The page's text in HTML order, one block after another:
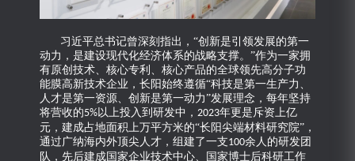
习近平总书记曾深刻指出， “创新是引领发展的第一
动力，是建设现代化经济体系的战略支撑。”作为一家拥
有原创技术、核心专利、核心产品的全球领先高分子功
能膜高新技术企业，长阳始终遵循“科技是第一生产力、
人才是第一资源、创新是第一动力”发展理念，每年坚持
将营收的5%以上投入到研发中， 2023年更是斥资上亿
元，建成占地面积上万平方米的“长阳尖端材料研究院”，
通过广纳海内外顶尖人才，组建了一支100余人的研发团
队，先后建成国家企业技术中心、国家博士后科研工作